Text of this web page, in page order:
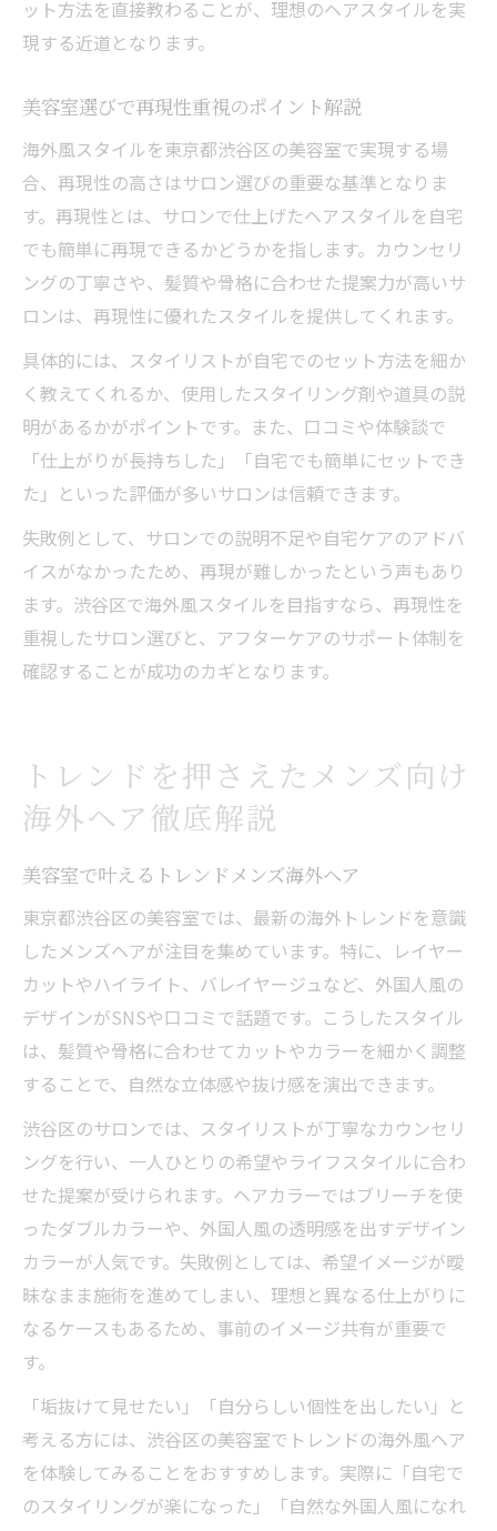
ット方法を直接教わることが、理想のヘアスタイルを実
現する近道となります。
美容室選びで再現性重視のポイント解説
海外風スタイルを東京都渋谷区の美容室で実現する場
合、再現性の高さはサロン選びの重要な基準となりま
す。再現性とは、サロンで仕上げたヘアスタイルを自宅
でも簡単に再現できるかどうかを指します。カウンセリ
ングの丁寧さや、髪質や骨格に合わせた提案力が高いサ
ロンは、再現性に優れたスタイルを提供してくれます。
具体的には、スタイリストが自宅でのセット方法を細か
く教えてくれるか、使用したスタイリング剤や道具の説
明があるかがポイントです。また、口コミや体験談で
「仕上がりが長持ちした」「自宅でも簡単にセットでき
た」といった評価が多いサロンは信頼できます。
失敗例として、サロンでの説明不足や自宅ケアのアドバ
イスがなかったため、再現が難しかったという声もあり
ます。渋谷区で海外風スタイルを目指すなら、再現性を
重視したサロン選びと、アフターケアのサポート体制を
確認することが成功のカギとなります。
トレンドを押さえたメンズ向け
海外ヘア徹底解説
美容室で叶えるトレンドメンズ海外ヘア
東京都渋谷区の美容室では、最新の海外トレンドを意識
したメンズヘアが注目を集めています。特に、レイヤー
カットやハイライト、バレイヤージュなど、外国人風の
デザインがSNSや口コミで話題です。こうしたスタイル
は、髪質や骨格に合わせてカットやカラーを細かく調整
することで、自然な立体感や抜け感を演出できます。
渋谷区のサロンでは、スタイリストが丁寧なカウンセリ
ングを行い、一人ひとりの希望やライフスタイルに合わ
せた提案が受けられます。ヘアカラーではブリーチを使
ったダブルカラーや、外国人風の透明感を出すデザイン
カラーが人気です。失敗例としては、希望イメージが曖
昧なまま施術を進めてしまい、理想と異なる仕上がりに
なるケースもあるため、事前のイメージ共有が重要で
す。
「垢抜けて見せたい」「自分らしい個性を出したい」と
考える方には、渋谷区の美容室でトレンドの海外風ヘア
を体験してみることをおすすめします。実際に「自宅で
のスタイリングが楽になった」「自然な外国人風になれ